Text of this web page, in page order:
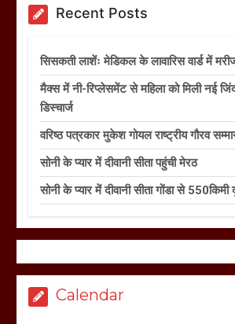
Recent Posts
सिसकती लाशेंः मेडिकल के लावारिस वार्ड में
मैक्स में नी-रिप्लेसमेंट से महिला को मिली नई
डिस्चार्ज
वरिष्ठ पत्रकार मुकेश गोयल राष्ट्रीय गौरव
सोनी के प्यार में दीवानी सीता पहुंची मेरठ
सोनी के प्यार में दीवानी सीता गोंडा से
Calendar